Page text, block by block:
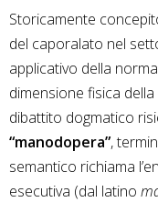
Storicamente
del caporalato nel
applicativo della
dimensione fisica
dibattito dogmatico
“manodopera”,
semantico richiama
esecutiva (dal latino